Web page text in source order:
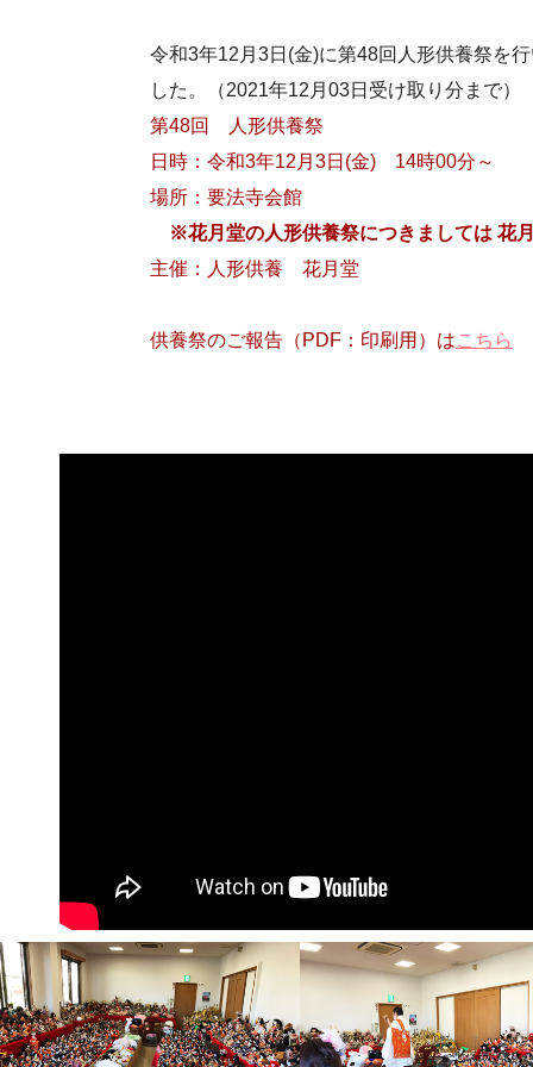
令和3年12月3日(金)に第48回人形供養祭を
した。（2021年12月03日受け取り分まで）
第48回 人形供養祭
日時：令和3年12月3日(金) 14時00分～
場所：要法寺会館
※花月堂の人形供養祭につきましては 花
主催：人形供養 花月堂
供養祭のご報告（PDF：印刷用）はこちら